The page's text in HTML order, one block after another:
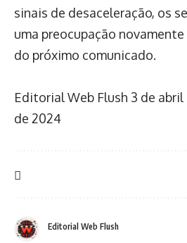
sinais de desaceleração, os
uma preocupação
do próximo comunicado.
Editorial Web Flush 3 de
de 2024
Editorial Web Flush